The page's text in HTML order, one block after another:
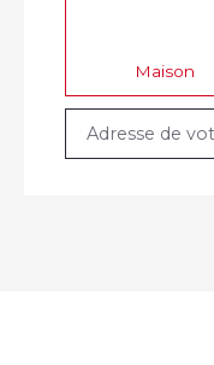
de 1ere nécessité
bénéficierez d'un
foncier léger de
pour ces bâtisses
Maison
Adresse de